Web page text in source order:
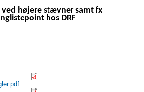
ved højere stævner samt fx
hos DRF